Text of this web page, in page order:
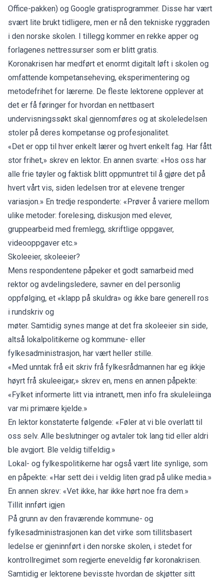
Office-pakken) og Google gratisprogrammer. Disse har vært
svært lite brukt tidligere, men er nå den tekniske ryggraden
i den norske skolen. I tillegg kommer en rekke apper og
forlagenes nettressurser som er blitt gratis.
Koronakrisen har medført et enormt digitalt løft i skolen og
omfattende kompetanseheving, eksperimentering og
metodefrihet for lærerne. De fleste lektorene opplever at
det er få føringer for hvordan en nettbasert
undervisningssøkt skal gjennomføres og at skoleledelsen
stoler på deres kompetanse og profesjonalitet.
«Det er opp til hver enkelt lærer og hvert enkelt fag. Har fått
stor frihet,» skrev en lektor. En annen svarte: «Hos oss har
alle frie tøyler og faktisk blitt oppmuntret til å gjøre det på
hvert vårt vis, siden ledelsen tror at elevene trenger
variasjon.» En tredje responderte: «Prøver å variere mellom
ulike metoder: forelesing, diskusjon med elever,
gruppearbeid med fremlegg, skriftlige oppgaver,
videooppgaver etc.»
Skoleeier, skoleeier?
Mens respondentene påpeker et godt samarbeid med
rektor og avdelingsledere, savner en del personlig
oppfølging, et «klapp på skuldra» og ikke bare generell ros
i rundskriv og
møter. Samtidig synes mange at det fra skoleeier sin side,
altså lokalpolitikerne og kommune- eller
fylkesadministrasjon, har vært heller stille.
«Med unntak frå eit skriv frå fylkesrådmannen har eg ikkje
høyrt frå skuleeigar,» skrev en, mens en annen påpekte:
«Fylket informerte litt via intranett, men info fra skuleleiinga
var mi primære kjelde.»
En lektor konstaterte følgende: «Føler at vi ble overlatt til
oss selv. Alle beslutninger og avtaler tok lang tid eller aldri
ble avgjort. Ble veldig tilfeldig.»
Lokal- og fylkespolitikerne har også vært lite synlige, som
en påpekte: «Har sett dei i veldig liten grad på ulike media.»
En annen skrev: «Vet ikke, har ikke hørt noe fra dem.»
Tillit innført igjen
På grunn av den fraværende kommune- og
fylkesadministrasjonen kan det virke som tillitsbasert
ledelse er gjeninnført i den norske skolen, i stedet for
kontrollregimet som regjerte eneveldig før koronakrisen.
Samtidig er lektorene bevisste hvordan de skjøtter sitt